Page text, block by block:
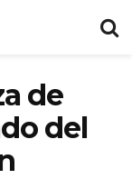
de
del